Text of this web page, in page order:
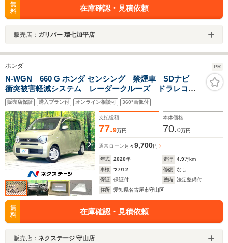
無
料
在庫確認・見積依頼
販売店： ガリバー 環七加平店
ホンダ PR
N-WGN 660 G ホンダ センシング 禁煙車 SDナビ
衝突被害軽減システム レーダークルーズ ドラレコ
コーナーセンサー スマートキー ETC 車線逸脱警
報 オートライト オートエアコン Bluetooth フルセ
グ
販売店保証 購入プラン付 オンライン相談可 360°画像付
支払総額
77.9万円
本体価格
70.0万円
通常ローン 月々9,700円
年式 2020年 走行 4.9万km
車検
'27/12 修復
なし
保証
保証付 整備
法定整備付
住所
愛知県名古屋市守山区
無
料
在庫確認・見積依頼
販売店： ネクステージ 守山店